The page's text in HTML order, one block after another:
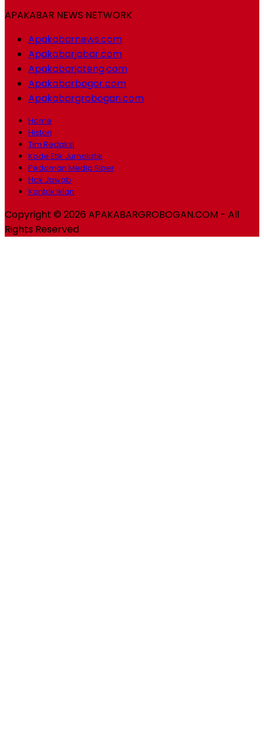
APAKABAR NEWS NETWORK
Apakabarnews.com
Apakabarjabar.com
Apakabarjateng.com
Apakabarbogor.com
Apakabargrobogan.com
Home
Histori
Tim Redaksi
Kode Etik Jurnalistik
Pedoman Media Siber
Hak Jawab
Kontak Iklan
Copyright © 2026 APAKABARGROBOGAN.COM - All
Rights Reserved